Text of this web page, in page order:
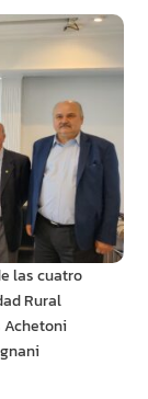
las cuatro
Rural
Achetoni